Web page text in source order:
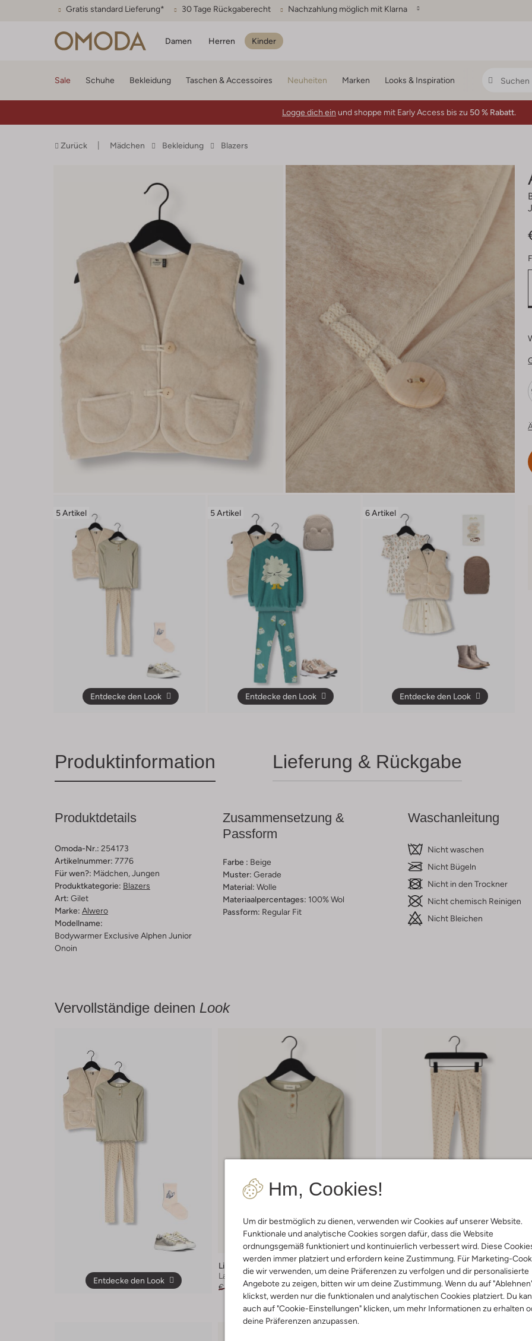
Gratis standard Lieferung* 30 Tage Rückgaberecht Nachzahlung möglich mit Klarna
Damen Herren Kinder
Hm, Cookies!
Um dir bestmöglich zu dienen, verwenden wir Cookies auf unserer Website.
Funktionale und analytische Cookies sorgen dafür, dass die Website
ordnungsgemäß funktioniert und kontinuierlich verbessert wird. Diese
werden immer platziert und erfordern keine Zustimmung. Für Marketing-
die wir verwenden, um deine Präferenzen zu verfolgen und dir personalisierte
Angebote zu zeigen, bitten wir um deine Zustimmung. Wenn du auf
klickst, werden nur die funktionalen und analytischen Cookies platziert. Du
auch auf "Cookie-Einstellungen" klicken, um mehr Informationen zu erhalten
deine Präferenzen anzupassen.
Sale Schuhe Bekleidung Taschen & Accessoires Neuheiten Marken Looks & Inspiration
Logge dich ein und shoppe mit Early Access bis zu 50 % Rabatt.
Zurück Mädchen Bekleidung Blazers
5 Artikel
Entdecke den Look
5 Artikel
Entdecke den Look
6 Artikel
Entdecke den Look
Produktinformation Lieferung & Rückgabe
Produktdetails
Omoda-Nr.: 254173
Artikelnummer: 7776
Für wen?: Mädchen, Jungen
Produktkategorie: Blazers
Art: Gilet
Marke: Alwero
Modellname:
Bodywarmer Exclusive Alphen Junior
Onoin
Zusammensetzung &
Passform
Farbe : Beige
Muster: Gerade
Material: Wolle
Materiaalpercentages: 100% Wol
Passform: Regular Fit
Waschanleitung
Nicht waschen
Nicht Bügeln
Nicht in den Trockner
Nicht chemisch Reinigen
Nicht Bleichen
Vervollständige deinen Look
Entdecke den Look
Letzter Artikel
-30%
Lil' Atelier
Langarmshirts
€ 21,95 € 14,95
Letzter Artikel
-30%
Legging
€ 16,95 € 11,95